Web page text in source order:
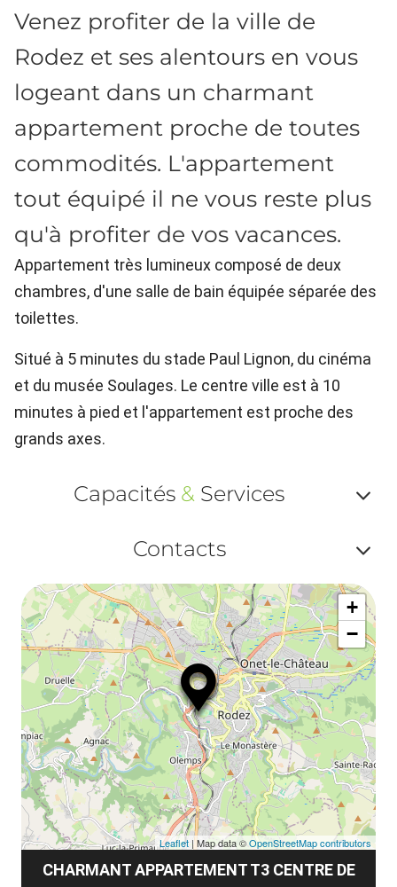
Venez profiter de la ville de
Rodez et ses alentours en vous
logeant dans un charmant
appartement proche de toutes
commodités. L'appartement
tout équipé il ne vous reste plus
qu'à profiter de vos vacances.
Appartement très lumineux composé de deux
chambres, d'une salle de bain équipée séparée des
toilettes.
Situé à 5 minutes du stade Paul Lignon, du cinéma
et du musée Soulages. Le centre ville est à 10
minutes à pied et l'appartement est proche des
grands axes.
Capacités & Services
ou
Contacts
ou
CHARMANT APPARTEMENT T3 CENTRE DE
+
−
Leaflet | Map data ©OpenStreetMap contributors